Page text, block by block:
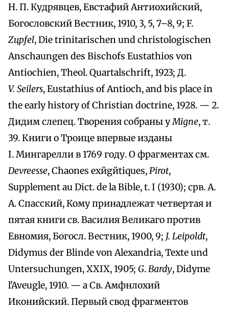
Н. П. Кудрявцев, Евстафий Антиохийский,
Богословский Вестник, 1910, 3, 5, 7–8, 9; F.
Zцpfel, Die trinitarischen und christologischen
Anschaungen des Bischofs Eustathios von
Antiochien, Theol. Quartalschrift, 1923; Д.
V. Seilers, Eustathius of Antioch, and bis place in
the early history of Christian doctrine, 1928. — 2.
Дидим слепец. Творения собраны yMigne, т.
39. Книги о Троице впервые изданы
I. Мингарелли в 1769 году. О фрагментах см.
Devreesse, Chaоnes exйgйtiques,Pirot,
Supplement au Dict. de la Bible, t. I (1930); срв. A.
A. Cпасский, Кому принадлежат четвертая и
пятая книги св. Василия Великаго против
Евномия, Богосл. Вестник, 1900, 9; J. Leipoldt,
Didymus der Blinde von Alexandria, Texte und
Untersuchungen, XXIX, 1905; G.Bardy, Didyme
l'Aveugle, 1910. — a Св. Амфнлохий
Иконийский. Первый свод фрагментов